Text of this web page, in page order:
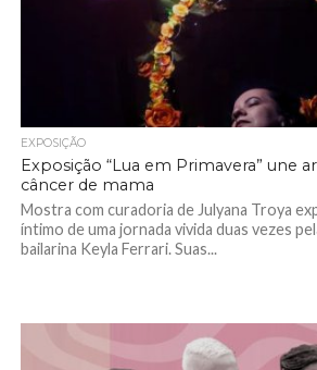
EXPOSIÇÃO
Exposição “Lua em Primavera” une
câncer de mama
Mostra com curadoria de Julyana Troya
íntimo de uma jornada vivida duas vezes
bailarina Keyla Ferrari. Suas...